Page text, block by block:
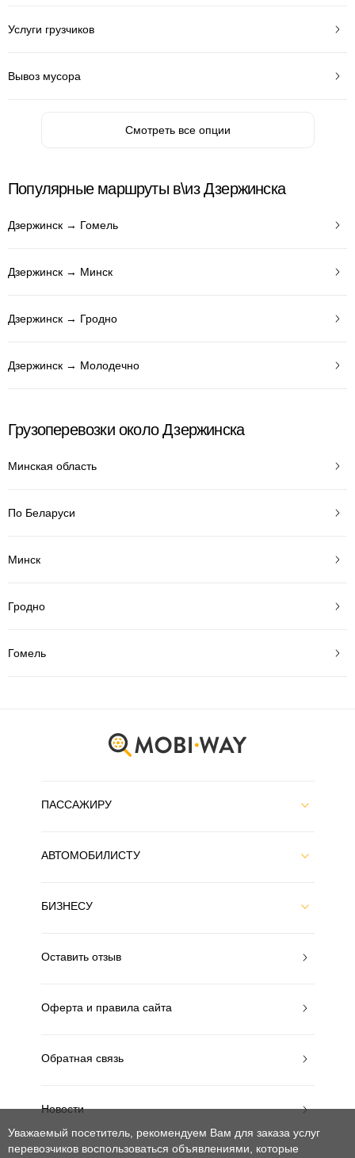
Услуги грузчиков
Вывоз мусора
Смотреть все опции
Популярные маршруты в\из Дзержинска
Дзержинск → Гомель
Дзержинск → Минск
Дзержинск → Гродно
Дзержинск → Молодечно
Грузоперевозки около Дзержинска
Минская область
По Беларуси
Минск
Гродно
Гомель
ПАССАЖИРУ
АВТОМОБИЛИСТУ
БИЗНЕСУ
Оставить отзыв
Оферта и правила сайта
Обратная связь
Новости
Уважаемый посетитель, рекомендуем Вам для заказа услуг
перевозчиков воспользоваться объявлениями, которые